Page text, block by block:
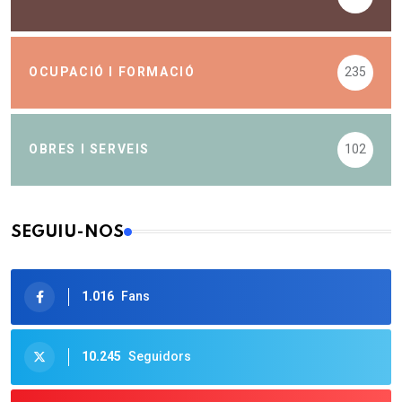
OCUPACIÓ I FORMACIÓ 235
OBRES I SERVEIS 102
SEGUIU-NOS
1.016 Fans
10.245 Seguidors